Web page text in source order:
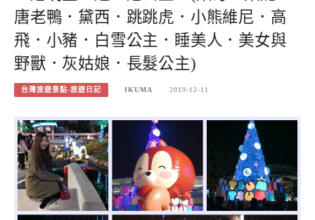
唐老鴨．黛西．跳跳虎．小熊維尼．高
飛．小豬．白雪公主．睡美人．美女與
野獸．灰姑娘．長髮公主)
台灣旅遊景點-旅遊日記 IKUMA 2019-12-11